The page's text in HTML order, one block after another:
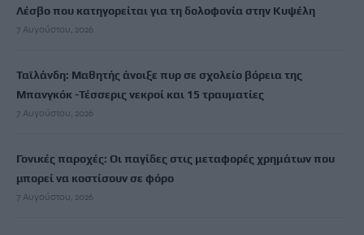
Λέσβο που κατηγορείται για τη δολοφονία στην Κυψέλη
7 Αυγούστου, 2026
Ταϊλάνδη: Μαθητής άνοιξε πυρ σε σχολείο βόρεια της
Μπανγκόκ -Τέσσερις νεκροί και 15 τραυματίες
7 Αυγούστου, 2026
Γονικές παροχές: Οι παγίδες στις μεταφορές χρημάτων που
μπορεί να κοστίσουν σε φόρο
7 Αυγούστου, 2026